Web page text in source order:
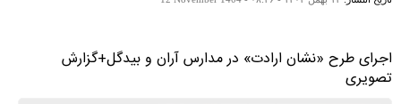
اجرای طرح «نشان ارادت» در مدارس آران و بیدگل+گزارش
تصویری